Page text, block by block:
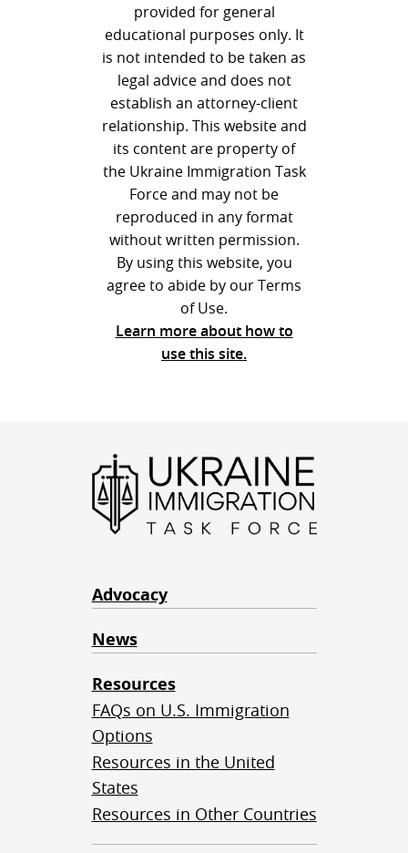
provided for general
educational purposes only. It
is not intended to be taken as
legal advice and does not
establish an attorney-client
relationship. This website and
its content are property of
the Ukraine Immigration Task
Force and may not be
reproduced in any format
without written permission.
By using this website, you
agree to abide by our Terms
of Use.
Learn more about how to
use this site.
Advocacy
News
Resources
FAQs on U.S. Immigration
Options
Resources in the United
States
Resources in Other Countries